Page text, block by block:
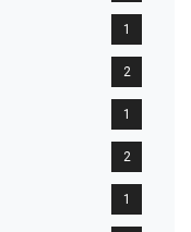
1
2
1
2
1